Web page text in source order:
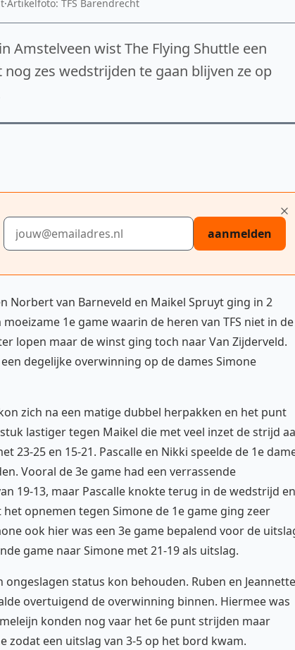
·Artikelfoto: TFS Barendrecht
Amstelveen wist The Flying Shuttle een
zes wedstrijden te gaan blijven ze op
E-mailadres
aanmelden
Norbert van Barneveld en Maikel Spruyt ging in 2
1e game waarin de heren van TFS niet in de
lopen maar de winst ging toch naar Van Zijderveld.
degelijke overwinning op de dames Simone
zich na een matige dubbel herpakken en het punt
lastiger tegen Maikel die met veel inzet de strijd
23-25 en 15-21. Pascalle en Nikki speelde de 1e
Vooral de 3e game had een verrassende
19-13, maar Pascalle knokte terug in de wedstrijd en
opnemen tegen Simone de 1e game ging zeer
ook hier was een 3e game bepalend voor de
game naar Simone met 21-19 als uitslag.
status kon behouden. Ruben en Jeannette
overtuigend de overwinning binnen. Hiermee was
konden nog vaar het 6e punt strijden maar
zodat een uitslag van 3-5 op het bord kwam.